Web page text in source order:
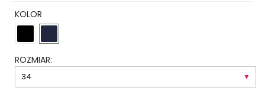
KOLOR
ROZMIAR: